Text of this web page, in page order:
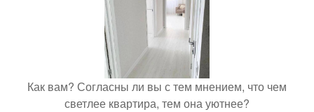
Как вам? Согласны ли вы с тем мнением, что чем
светлее квартира, тем она уютнее?